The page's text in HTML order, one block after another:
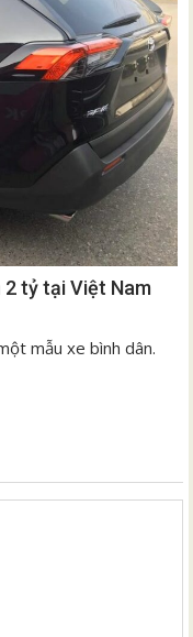
2 tỷ tại Việt Nam
mẫu xe bình dân.